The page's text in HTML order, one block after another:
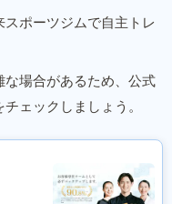
ポーツジムで自主トレ
場合があるため、公式
ェックしましょう。